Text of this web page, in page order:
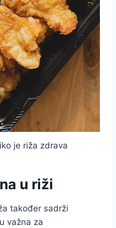
je riža zdrava
u riži
također sadrži
važna za